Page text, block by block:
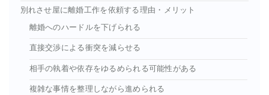
別れさせ屋に離婚工作を依頼する理由・メリット
離婚へのハードルを下げられる
直接交渉による衝突を減らせる
相手の執着や依存をゆるめられる可能性がある
複雑な事情を整理しながら進められる